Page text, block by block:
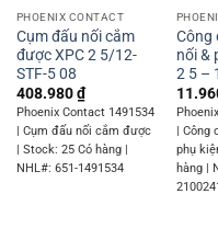
PHOENIX CONTACT
Cụm đấu nối cắm
được XPC 2 5/12-
STF-5 08
408.980₫
Phoenix Contact 1491534
| Cụm đấu nối cắm được
| Stock: 25 Có hàng |
NHL#: 651-1491534
Công
nối &
2 5 –
| Công
phụ
hàng |